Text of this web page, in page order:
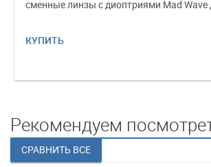
сменные линзы с диоптриями Mad Wave
КУПИТЬ
Рекомендуем